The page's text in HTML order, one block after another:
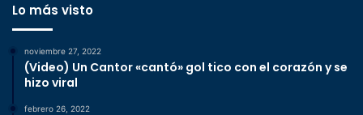
Lo más visto
noviembre 27, 2022
(Video) Un Cantor «cantó» gol tico con el corazón y se
hizo viral
febrero 26, 2022